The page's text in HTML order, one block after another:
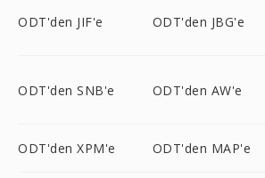
ODT'den JIF'e ODT'den JBG'e
ODT'den SNB'e ODT'den AW'e
ODT'den XPM'e ODT'den MAP'e